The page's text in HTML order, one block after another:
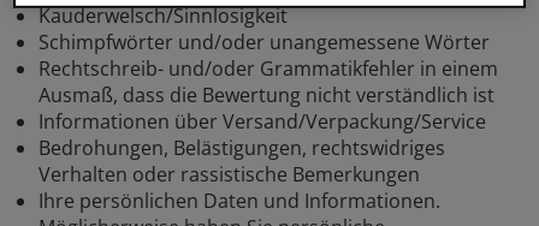
Kauderwelsch/Sinnlosigkeit
Schimpfwörter und/oder unangemessene Wörter
Rechtschreib- und/oder Grammatikfehler in einem
Ausmaß, dass die Bewertung nicht verständlich ist
Informationen über Versand/Verpackung/Service
Bedrohungen, Belästigungen, rechtswidriges
Verhalten oder rassistische Bemerkungen
Ihre persönlichen Daten und Informationen.